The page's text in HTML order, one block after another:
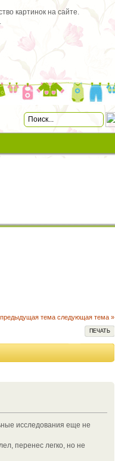
картинок на сайте.
.
тема следующая тема »
ПЕЧАТЬ
исследования еще не
перенес легко, но не